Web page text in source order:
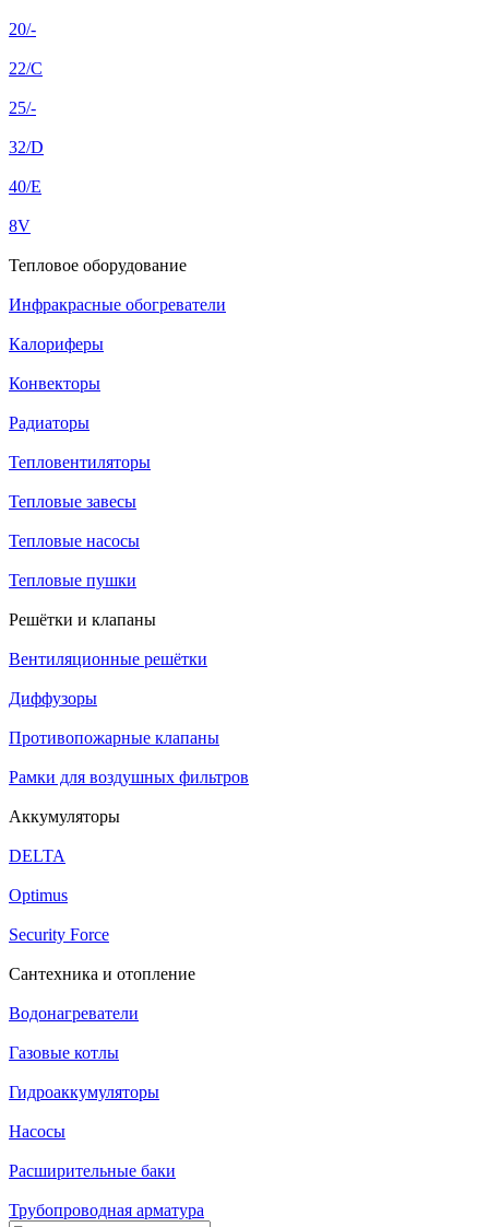
20/-
22/C
25/-
32/D
40/E
8V
Тепловое оборудование
Инфракрасные обогреватели
Калориферы
Конвекторы
Радиаторы
Тепловентиляторы
Тепловые завесы
Тепловые насосы
Тепловые пушки
Решётки и клапаны
Вентиляционные решётки
Диффузоры
Противопожарные клапаны
Рамки для воздушных фильтров
Аккумуляторы
DELTA
Optimus
Security Force
Сантехника и отопление
Водонагреватели
Газовые котлы
Гидроаккумуляторы
Насосы
Расширительные баки
Трубопроводная арматура